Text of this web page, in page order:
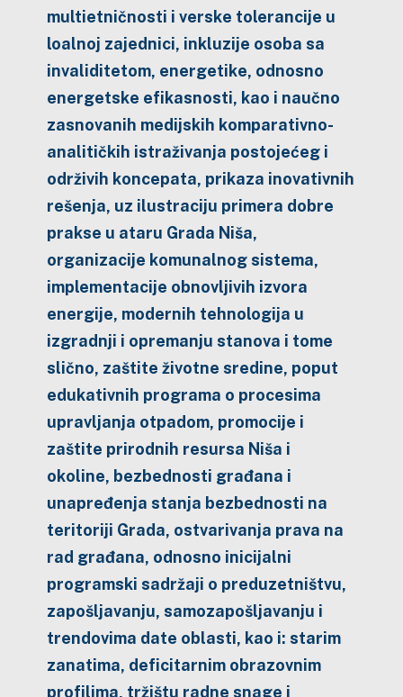
multietničnosti i verske tolerancije u
loalnoj zajednici, inkluzije osoba sa
invaliditetom, energetike, odnosno
energetske efikasnosti, kao i naučno
zasnovanih medijskih komparativno-
analitičkih istraživanja postojećeg i
održivih koncepata, prikaza inovativnih
rešenja, uz ilustraciju primera dobre
prakse u ataru Grada Niša,
organizacije komunalnog sistema,
implementacije obnovljivih izvora
energije, modernih tehnologija u
izgradnji i opremanju stanova i tome
slično, zaštite životne sredine, poput
edukativnih programa o procesima
upravljanja otpadom, promocije i
zaštite prirodnih resursa Niša i
okoline, bezbednosti građana i
unapređenja stanja bezbednosti na
teritoriji Grada, ostvarivanja prava na
rad građana, odnosno inicijalni
programski sadržaji o preduzetništvu,
zapošljavanju, samozapošljavanju i
trendovima date oblasti, kao i: starim
zanatima, deficitarnim obrazovnim
profilima, tržištu radne snage i